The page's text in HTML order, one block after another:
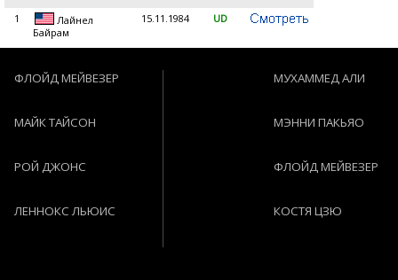
1
Лайнел
Байрам
15.11.1984 UD
ФЛОЙД МЕЙВЕЗЕР
МАЙК ТАЙСОН
РОЙ ДЖОНС
ЛЕННОКС ЛЬЮИС
МУХАММЕД АЛИ
МЭННИ ПАКЬЯО
ФЛОЙД МЕЙВЕЗЕР
КОСТЯ ЦЗЮ